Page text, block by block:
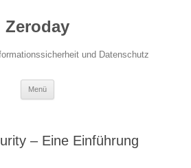
Zeroday
und Datenschutz
Menü
– Eine Einführung